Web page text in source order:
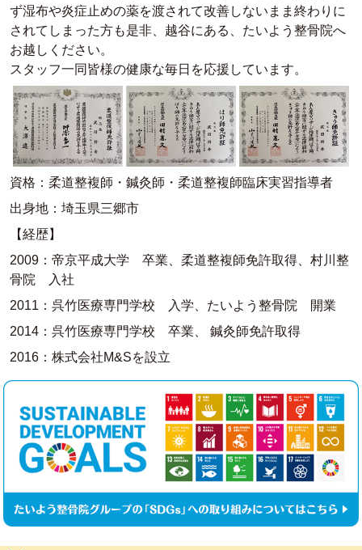
ず湿布や炎症止めの薬を渡されて改善しないまま終わりに
されてしまった方も是非、越谷にある、たいよう整骨院へ
お越しください。
スタッフ一同皆様の健康な毎日を応援しています。
資格：柔道整複師・鍼灸師・柔道整複師臨床実習指導者
出身地：埼玉県三郷市
【経歴】
2009：帝京平成大学 卒業、柔道整複師免許取得、村川整
骨院 入社
2011：呉竹医療専門学校 入学、たいよう整骨院 開業
2014：呉竹医療専門学校 卒業、 鍼灸師免許取得
2016：株式会社M&Sを設立